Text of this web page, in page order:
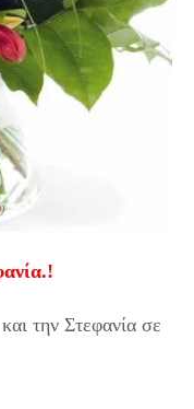
την Στεφανία σε